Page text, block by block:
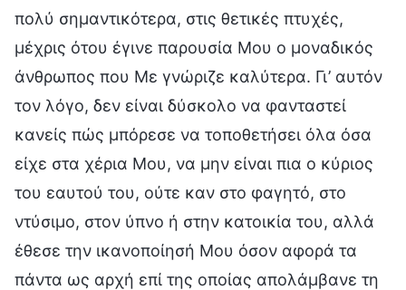
πολύ σημαντικότερα, στις θετικές πτυχές,
μέχρις ότου έγινε παρουσία Μου ο μοναδικός
άνθρωπος που Με γνώριζε καλύτερα. Γι’ αυτόν
τον λόγο, δεν είναι δύσκολο να φανταστεί
κανείς πώς μπόρεσε να τοποθετήσει όλα όσα
είχε στα χέρια Μου, να μην είναι πια ο κύριος
του εαυτού του, ούτε καν στο φαγητό, στο
ντύσιμο, στον ύπνο ή στην κατοικία του, αλλά
έθεσε την ικανοποίησή Μου όσον αφορά τα
πάντα ως αρχή επί της οποίας απολάμβανε τη